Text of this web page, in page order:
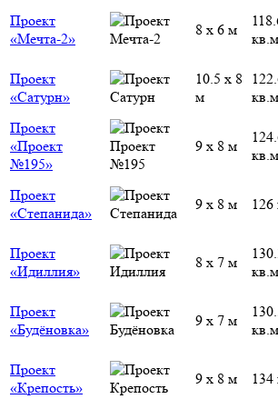
Проект
«Мечта-2»
8 х 6 м
кв.м
Проект
«Сатурн»
10.5 х 8
м
кв.м
Проект
«Проект
№195»
9 х 8 м
кв.м
Проект
«Степанида»
9 х 8 м
Проект
«Идиллия»
8 х 7 м
кв.м
Проект
«Будёновка»
9 х 7 м
кв.м
Проект
«Крепость»
9 х 8 м